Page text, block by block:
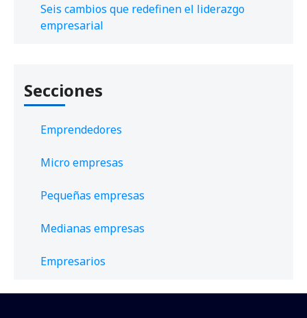
Seis cambios que redefinen el liderazgo
empresarial
Secciones
Emprendedores
Micro empresas
Pequeñas empresas
Medianas empresas
Empresarios